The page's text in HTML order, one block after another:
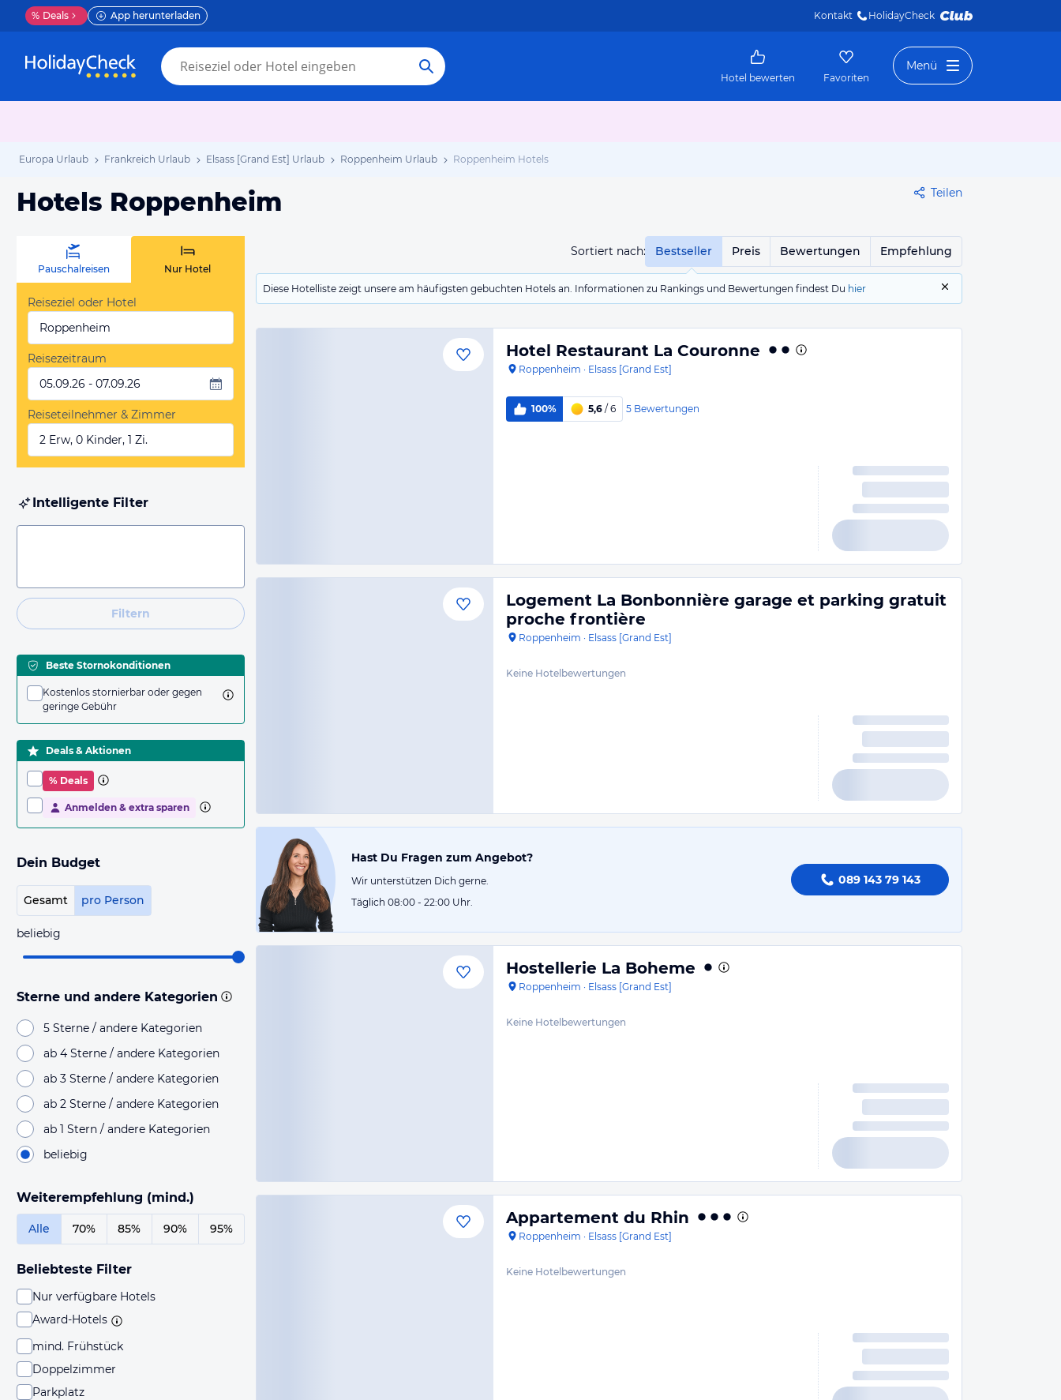
% Deals App herunterladen Kontakt HolidayCheck
Hotel bewerten Favoriten
Menü
Europa Urlaub Frankreich Urlaub Elsass [Grand Est] Urlaub Roppenheim Urlaub Roppenheim Hotels
Hotels Roppenheim Teilen
Sortiert nach: Bestseller Preis Bewertungen Empfehlung
Diese Hotelliste zeigt unsere am häufigsten gebuchten Hotels an. Informationen zu Rankings und Bewertungen findest Du hier
Pauschalreisen Nur Hotel
Reiseziel oder Hotel
Roppenheim
Reisezeitraum
05.09.26 - 07.09.26
Reiseteilnehmer & Zimmer
2 Erw, 0 Kinder, 1 Zi.
Intelligente Filter
Filtern
Beste Stornokonditionen
Kostenlos stornierbar oder gegen
geringe Gebühr
Deals & Aktionen
% Deals
Anmelden & extra sparen
Dein Budget
Gesamt pro Person
beliebig
Sterne und andere Kategorien
5 Sterne / andere Kategorien
ab 4 Sterne / andere Kategorien
ab 3 Sterne / andere Kategorien
ab 2 Sterne / andere Kategorien
ab 1 Stern / andere Kategorien
beliebig
Weiterempfehlung (mind.)
Alle 70% 85% 90% 95%
Beliebteste Filter
Nur verfügbare Hotels
Award-Hotels
mind. Frühstück
Doppelzimmer
Parkplatz
Hotel Restaurant La Couronne
Roppenheim · Elsass [Grand Est]
100% 5,6 / 6 5 Bewertungen
Logement La Bonbonnière garage et parking gratuit
proche frontière
Roppenheim · Elsass [Grand Est]
Keine Hotelbewertungen
Hast Du Fragen zum Angebot?
Wir unterstützen Dich gerne.
Täglich 08:00 - 22:00 Uhr.
089 143 79 143
Hostellerie La Boheme
Roppenheim · Elsass [Grand Est]
Keine Hotelbewertungen
Appartement du Rhin
Roppenheim · Elsass [Grand Est]
Keine Hotelbewertungen